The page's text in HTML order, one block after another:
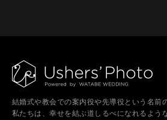
結婚式や教会での案内役や先導役という名前
私たちは、幸せを結ぶ道しるべになれるよう